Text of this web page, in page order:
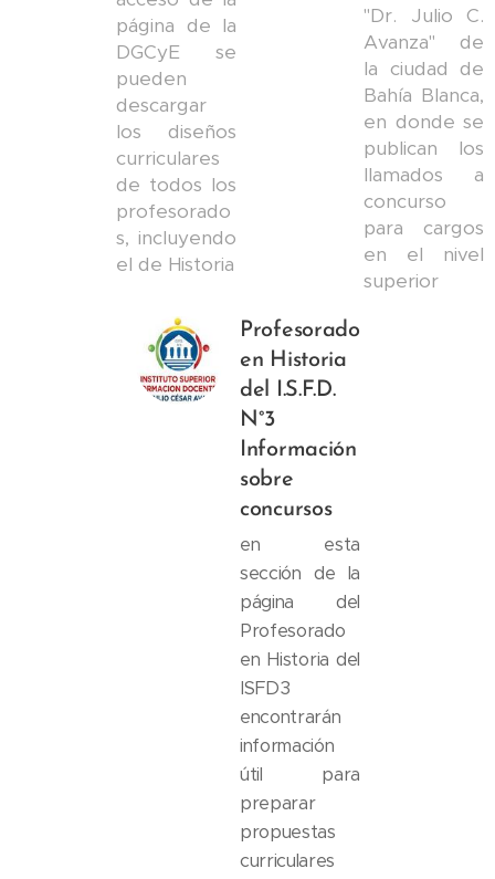
página de la
DGCyE se
pueden
descargar
los diseños
curriculares
de todos los
profesorado
s, incluyendo
el de Historia
"Dr. Julio C.
Avanza" de
la ciudad de
Bahía Blanca,
en donde se
publican los
llamados a
concurso
para cargos
en el nivel
superior
Profesorado
en Historia
del I.S.F.D.
N°3
Información
sobre
concursos
en esta
sección de la
página del
Profesorado
en Historia del
ISFD3
encontrarán
información
útil para
preparar
propuestas
curriculares